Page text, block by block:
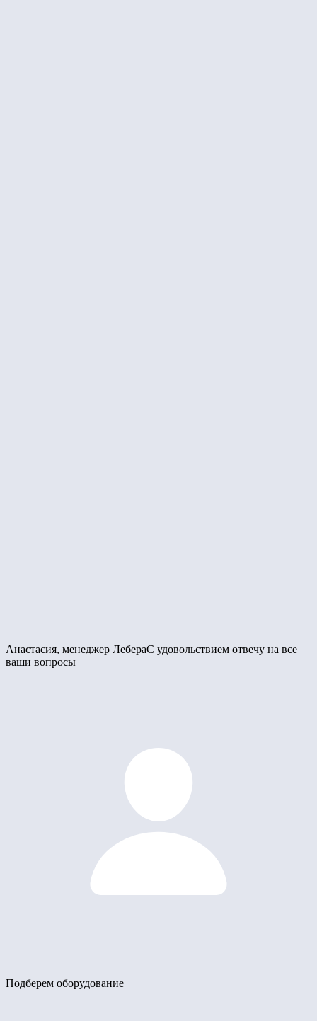
Анастасия, менеджер ЛебераС удовольствием отвечу на все
ваши вопросы
Подберем оборудование